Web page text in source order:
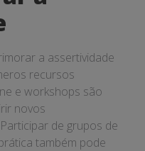
a assertividade
recursos
e workshops são
novos
de grupos de
também pode